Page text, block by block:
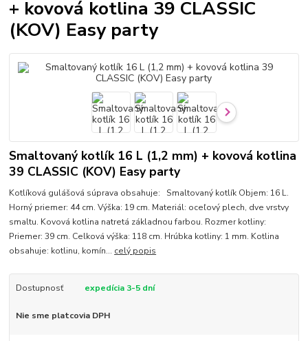
+ kovová kotlina 39 CLASSIC
(KOV) Easy party
Smaltovaný kotlík 16 L (1,2 mm) + kovová kotlina
39 CLASSIC (KOV) Easy party
Kotlíková gulášová súprava obsahuje: Smaltovaný kotlík Objem: 16 L.
Horný priemer: 44 cm. Výška: 19 cm. Materiál: oceľový plech, dve vrstvy
smaltu. Kovová kotlina natretá základnou farbou. Rozmer kotliny:
Priemer: 39 cm. Celková výška: 118 cm. Hrúbka kotliny: 1 mm. Kotlina
obsahuje: kotlinu, komín... celý popis
Dostupnosť expedícia 3-5 dní
Nie sme platcovia DPH